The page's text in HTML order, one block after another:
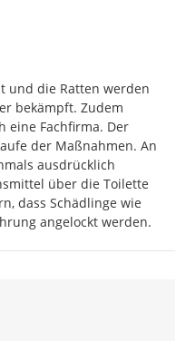
und die Ratten werden
bekämpft. Zudem
eine Fachfirma. Der
der Maßnahmen. An
ausdrücklich
über die Toilette
dass Schädlinge wie
angelockt werden.